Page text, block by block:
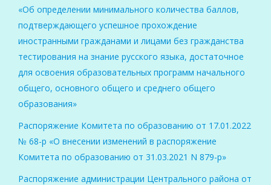
«Об определении минимального количества баллов,
подтверждающего успешное прохождение
иностранными гражданами и лицами без гражданства
тестирования на знание русского языка, достаточное
для освоения образовательных программ начального
общего, основного общего и среднего общего
образования»
Распоряжение Комитета по образованию от 17.01.2022
№ 68-р «О внесении изменений в распоряжение
Комитета по образованию от 31.03.2021 N 879-р»
Распоряжение администрации Центрального района от